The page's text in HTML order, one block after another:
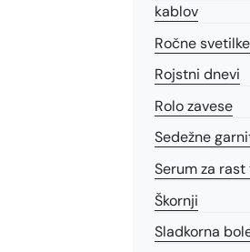
kablov
Ročne svetilke
Rojstni dnevi
Rolo zavese
Sedežne
Serum za
Škornji
Sladkorna